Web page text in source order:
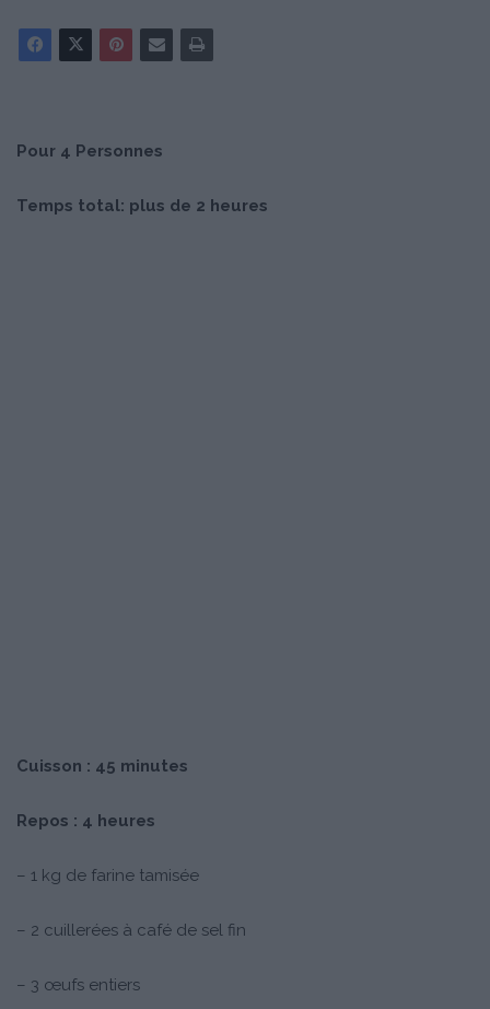
Pour 4 Personnes
Temps total: plus de 2 heures
Cuisson : 45 minutes
Repos : 4 heures
– 1 kg de farine tamisée
– 2 cuillerées à café de sel fin
– 3 œufs entiers